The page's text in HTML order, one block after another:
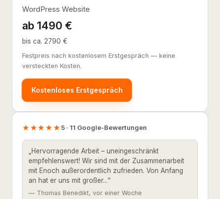
WordPress Website
ab 1490 €
bis ca. 2790 €
Festpreis nach kostenlosem Erstgespräch — keine
versteckten Kosten.
Kostenloses Erstgespräch
★★★★★5 · 11 Google-Bewertungen
„Hervorragende Arbeit – uneingeschränkt
empfehlenswert! Wir sind mit der Zusammenarbeit
mit Enoch außerordentlich zufrieden. Von Anfang
an hat er uns mit großer...“
— Thomas Benedikt, vor einer Woche